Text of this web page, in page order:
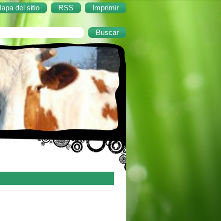
del sitio RSS Imprimir